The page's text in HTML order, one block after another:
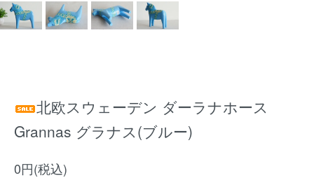
北欧スウェーデン ダーラナホース
Grannas グラナス(ブルー)
0円(税込)